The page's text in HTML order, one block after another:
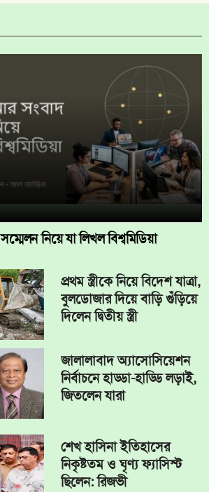
শেখ হাসিনা ইতিহাসের
নিকৃষ্টতম ও ঘৃণ্য ফ্যাসিস্ট
ছিলেন: রিজভী
নিয়ে যা লিখল বিশ্বমিডিয়া
প্রথম স্ত্রীকে নিয়ে বিদেশ যাত্রা,
বুলডোজার দিয়ে বাড়ি গুঁড়িয়ে
দিলেন দ্বিতীয় স্ত্রী
জালালাবাদ অ্যাসোসিয়েশন
নির্বাচনে হাড্ডা-হাড্ডি লড়াই,
জিতলেন যারা